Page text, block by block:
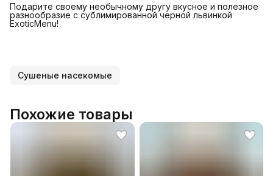
Подарите своему необычному другу вкусное и полезное
разнообразие с сублимированной черной львинкой
ExoticMenu!
Сушеные насекомые
Похожие товары